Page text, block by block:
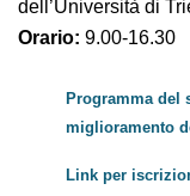
dell’Università di
Orario:9.00-16.30